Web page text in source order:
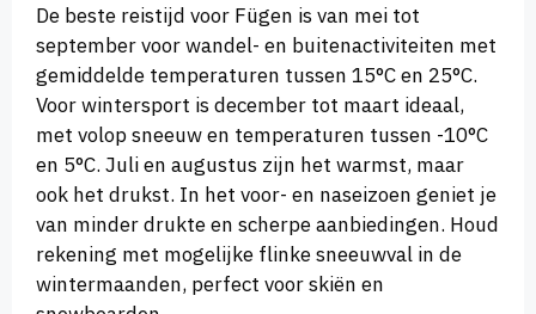
De beste reistijd voor Fügen is van mei tot
september voor wandel- en buitenactiviteiten met
gemiddelde temperaturen tussen 15°C en 25°C.
Voor wintersport is december tot maart ideaal,
met volop sneeuw en temperaturen tussen -10°C
en 5°C. Juli en augustus zijn het warmst, maar
ook het drukst. In het voor- en naseizoen geniet je
van minder drukte en scherpe aanbiedingen. Houd
rekening met mogelijke flinke sneeuwval in de
wintermaanden, perfect voor skiën en